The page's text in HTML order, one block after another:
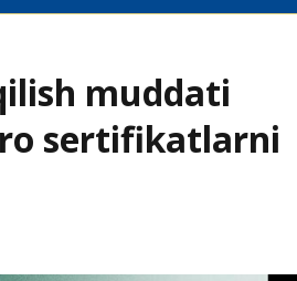
muddati
sertifikatlarni